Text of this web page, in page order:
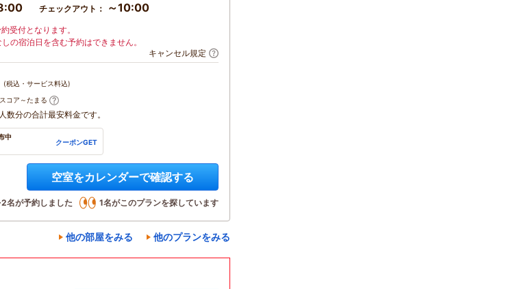
チェックアウト： ～10:00
受付となります。
の宿泊日を含む予約はできません。
キャンセル規定
(税込・サービス料込)
スコア～たまる
数分の合計最安料金です。
中
クーポンGET
空室をカレンダーで確認する
2名が予約しました 1名がこのプランを探しています
他の部屋をみる 他のプランをみる